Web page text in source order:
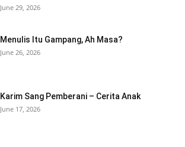
June 29, 2026
Menulis Itu Gampang, Ah Masa?
June 26, 2026
Karim Sang Pemberani – Cerita Anak
June 17, 2026